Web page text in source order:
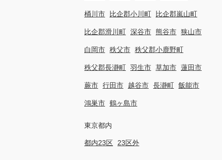
桶川市 比企郡小川町 比企郡嵐山町
比企郡滑川町 深谷市 熊谷市 狭山市
白岡市 秩父市 秩父郡小鹿野町
秩父郡長瀞町 羽生市 草加市 蓮田市
蕨市 行田市 越谷市 長瀞町 飯能市
鴻巣市 鶴ヶ島市
東京都内
都内23区 23区外